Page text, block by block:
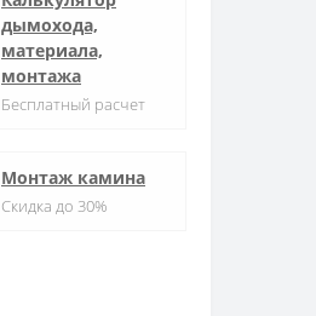
дымохода,
материала,
монтажа
Бесплатный расчет
Монтаж камина
Скидка до 30%